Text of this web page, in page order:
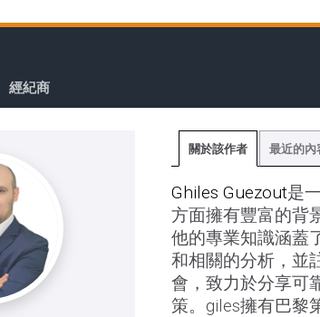
經紀商
關於該作者 最近的內
Ghiles Guezout是
方面擁有豐富的背
他的專業知識涵蓋
和相關的分析，並
會，致力於分享可
策。giles擁有巴黎